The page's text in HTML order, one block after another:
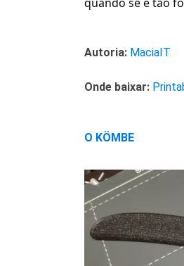
Autoria: MaciaIT
Onde baixar:
O KÖMBE